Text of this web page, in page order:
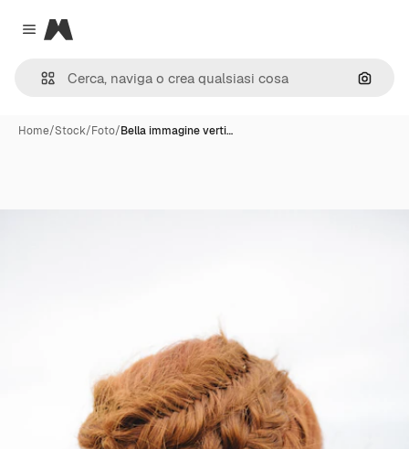
Close menu
Magnific
Cerca
Home/Stock/Foto/Bella immagine verti…